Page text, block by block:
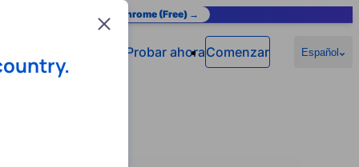
Add to Chrome (Free) →
Probar ahoraComenzar Español
Close